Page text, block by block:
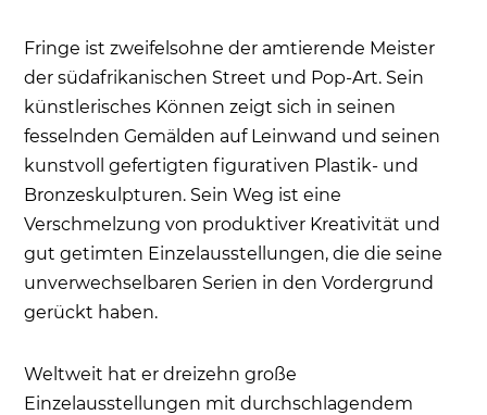
Fringe ist zweifelsohne der amtierende Meister
der südafrikanischen Street und Pop-Art. Sein
künstlerisches Können zeigt sich in seinen
fesselnden Gemälden auf Leinwand und seinen
kunstvoll gefertigten figurativen Plastik- und
Bronzeskulpturen. Sein Weg ist eine
Verschmelzung von produktiver Kreativität und
gut getimten Einzelausstellungen, die die seine
unverwechselbaren Serien in den Vordergrund
gerückt haben.
Weltweit hat er dreizehn große
Einzelausstellungen mit durchschlagendem